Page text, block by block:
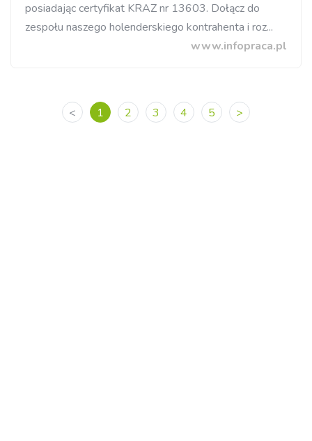
posiadając certyfikat KRAZ nr 13603. Dołącz do
zespołu naszego holenderskiego kontrahenta i roz...
www.infopraca.pl
< 1 2 3 4 5 >